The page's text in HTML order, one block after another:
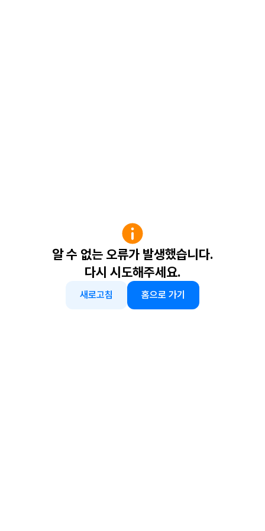
알 수 없는 오류가 발생했습니다.
다시 시도해주세요.
새로고침 홈으로 가기